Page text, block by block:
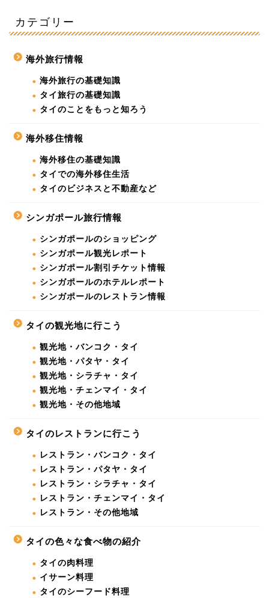
カテゴリー
海外旅行情報
海外旅行の基礎知識
タイ旅行の基礎知識
タイのことをもっと知ろう
海外移住情報
海外移住の基礎知識
タイでの海外移住生活
タイのビジネスと不動産など
シンガポール旅行情報
シンガポールのショッピング
シンガポール観光レポート
シンガポール割引チケット情報
シンガポールのホテルレポート
シンガポールのレストラン情報
タイの観光地に行こう
観光地・バンコク・タイ
観光地・パタヤ・タイ
観光地・シラチャ・タイ
観光地・チェンマイ・タイ
観光地・その他地域
タイのレストランに行こう
レストラン・バンコク・タイ
レストラン・パタヤ・タイ
レストラン・シラチャ・タイ
レストラン・チェンマイ・タイ
レストラン・その他地域
タイの色々な食べ物の紹介
タイの肉料理
イサーン料理
タイのシーフード料理